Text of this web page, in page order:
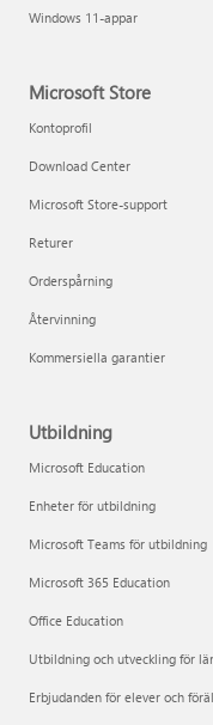
Windows 11-appar
Microsoft Store
Kontoprofil
Download Center
Microsoft Store-support
Returer
Orderspårning
Återvinning
Kommersiella garantier
Utbildning
Microsoft Education
Enheter för utbildning
Microsoft Teams för utbildning
Microsoft 365 Education
Office Education
Utbildning och utveckling för
Erbjudanden för elever och